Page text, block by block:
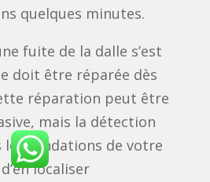
quelques minutes.
fuite de la dalle s’est
doit être réparée dès
réparation peut être
mais la détection
les fondations de votre
localiser